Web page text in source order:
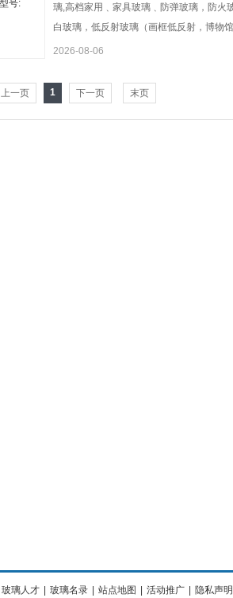
璃,高档家用﹑家具玻璃﹑防弹玻璃，
白玻璃，低反射玻璃（画框低反射，博物
2026-08-06
上一页 1 下一页 末页
玻璃人才 玻璃名录 站点地图 活动推广 隐私声明